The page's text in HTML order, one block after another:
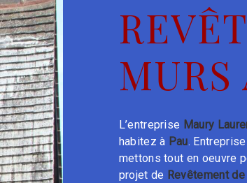
MURS
L’entreprise Maury
habitez à Pau.
mettons tout en oeuvre
projet de Revêtement